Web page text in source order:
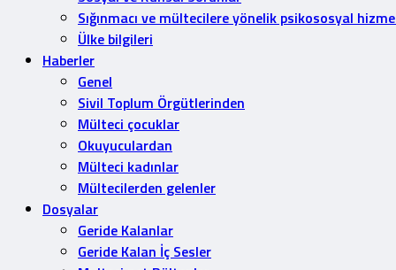
Sığınmacı ve mültecilere yönelik psikososyal
Ülke bilgileri
Haberler
Genel
Sivil Toplum Örgütlerinden
Mülteci çocuklar
Okuyuculardan
Mülteci kadınlar
Mültecilerden gelenler
Dosyalar
Geride Kalanlar
Geride Kalan İç Sesler